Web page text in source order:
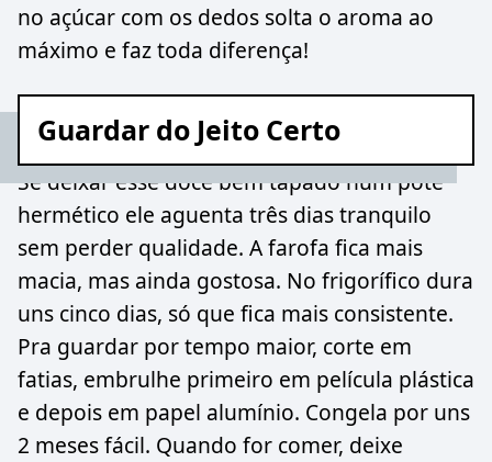
no açúcar com os dedos solta o aroma ao
máximo e faz toda diferença!
Guardar do Jeito Certo
Se deixar esse doce bem tapado num pote
hermético ele aguenta três dias tranquilo
sem perder qualidade. A farofa fica mais
macia, mas ainda gostosa. No frigorífico dura
uns cinco dias, só que fica mais consistente.
Pra guardar por tempo maior, corte em
fatias, embrulhe primeiro em película plástica
e depois em papel alumínio. Congela por uns
2 meses fácil. Quando for comer, deixe